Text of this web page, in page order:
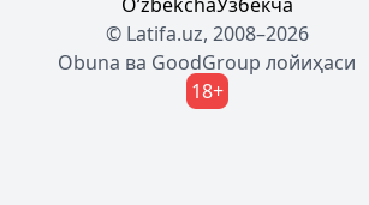
© Latifa.uz, 2008–2026
Obuna ва GoodGroup лойиҳаси
18+